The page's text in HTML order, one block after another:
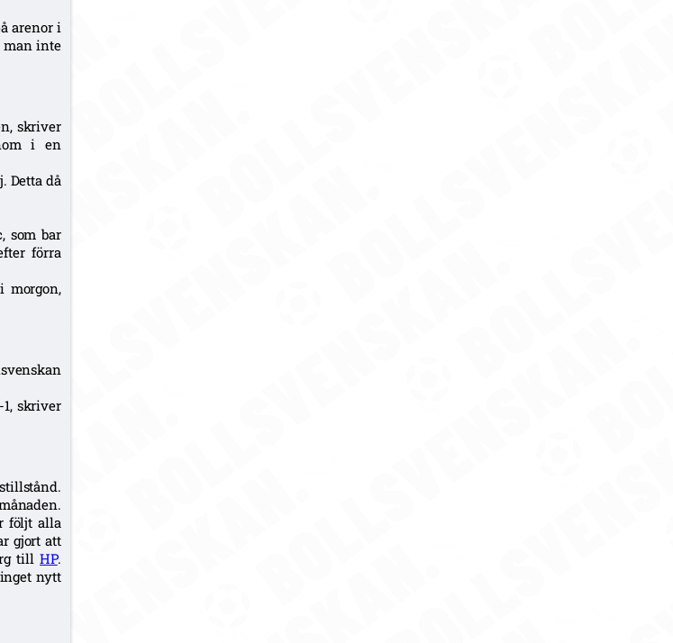
arenor i
man inte
skriver
i en
Detta då
som bar
förra
morgon,
skriver
följt alla
gjort att
tillHP.
nytt